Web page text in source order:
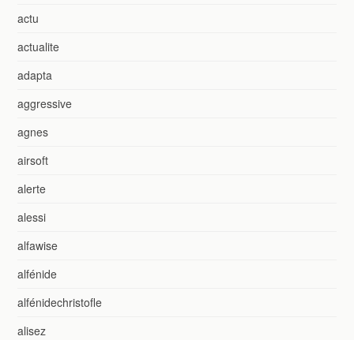
actu
actualite
adapta
aggressive
agnes
airsoft
alerte
alessi
alfawise
alfénide
alfénidechristofle
alisez